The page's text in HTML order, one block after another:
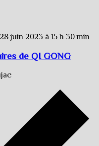
28 juin 2023 à 15 h 30 min
de QI GONG